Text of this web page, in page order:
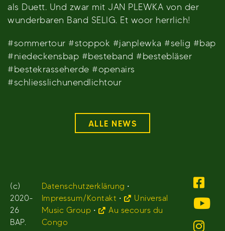
als Duett. Und zwar mit JAN PLEWKA von der
wunderbaren Band SELIG. Et woor herrlich!
#sommertour #stoppok #janplewka #selig #bap
#niedeckensbap #besteband #bestebläser
#bestekrasseherde #openairs
#schliesslichunendlichtour
ALLE NEWS
(c)
2020-
26
BAP.
Datenschutzerklärung •
Impressum/Kontakt •
Universal
Music Group •
Au secours du
Congo